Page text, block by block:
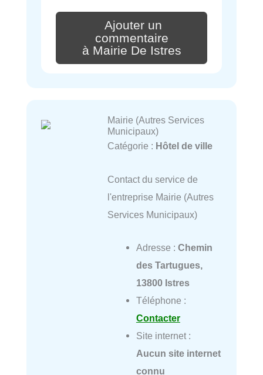
Ajouter un
commentaire
à Mairie De Istres
Mairie (Autres Services
Municipaux)
Catégorie : Hôtel de ville
Contact du service de
l'entreprise Mairie (Autres
Services Municipaux)
Adresse : Chemin
des Tartugues,
13800 Istres
Téléphone :
Contacter
Site internet :
Aucun site internet
connu